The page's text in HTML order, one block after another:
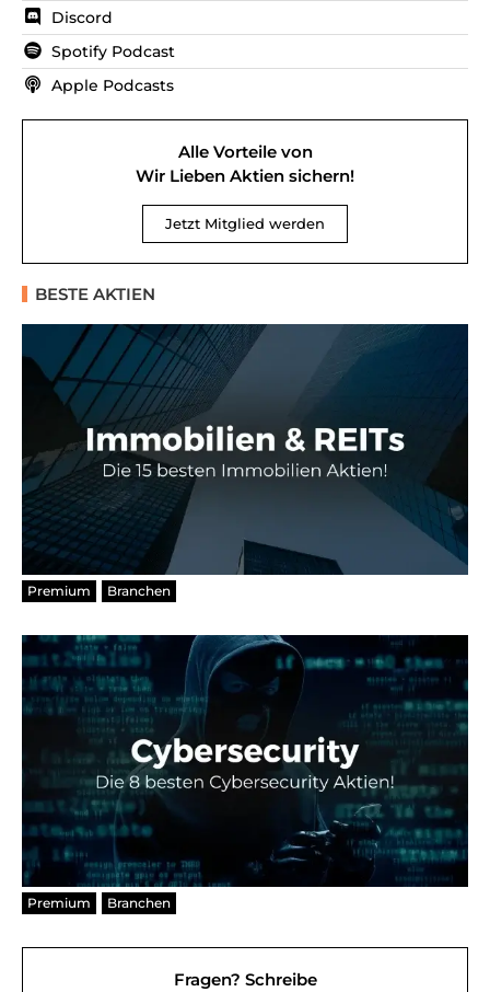
Discord
Spotify Podcast
Apple Podcasts
Alle Vorteile von
Wir Lieben Aktien sichern!
Jetzt Mitglied werden
BESTE AKTIEN
Premium Branchen
Premium Branchen
Fragen? Schreibe